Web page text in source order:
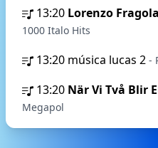
13:20 Lorenzo Fragola
1000 Italo Hits
13:20 música lucas 2 -
13:20 När Vi Två Blir
Megapol